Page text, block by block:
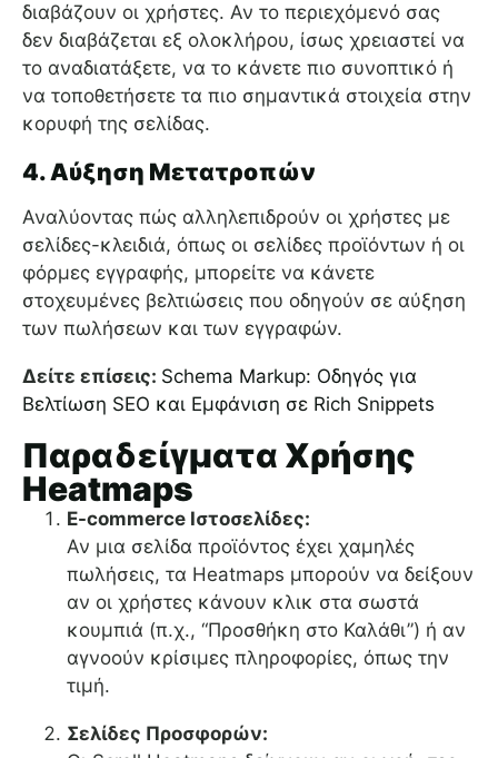
διαβάζουν οι χρήστες. Αν το περιεχόμενό σας
δεν διαβάζεται εξ ολοκλήρου, ίσως χρειαστεί να
το αναδιατάξετε, να το κάνετε πιο συνοπτικό ή
να τοποθετήσετε τα πιο σημαντικά στοιχεία στην
κορυφή της σελίδας.
4. Αύξηση Μετατροπών
Αναλύοντας πώς αλληλεπιδρούν οι χρήστες με
σελίδες-κλειδιά, όπως οι σελίδες προϊόντων ή οι
φόρμες εγγραφής, μπορείτε να κάνετε
στοχευμένες βελτιώσεις που οδηγούν σε αύξηση
των πωλήσεων και των εγγραφών.
Δείτε επίσεις: Schema Markup: Οδηγός για
Βελτίωση SEO και Εμφάνιση σε Rich Snippets
Παραδείγματα Χρήσης
Heatmaps
E-commerce Ιστοσελίδες:
Αν μια σελίδα προϊόντος έχει χαμηλές
πωλήσεις, τα Heatmaps μπορούν να δείξουν
αν οι χρήστες κάνουν κλικ στα σωστά
κουμπιά (π.χ., “Προσθήκη στο Καλάθι”) ή αν
αγνοούν κρίσιμες πληροφορίες, όπως την
τιμή.
Σελίδες Προσφορών: